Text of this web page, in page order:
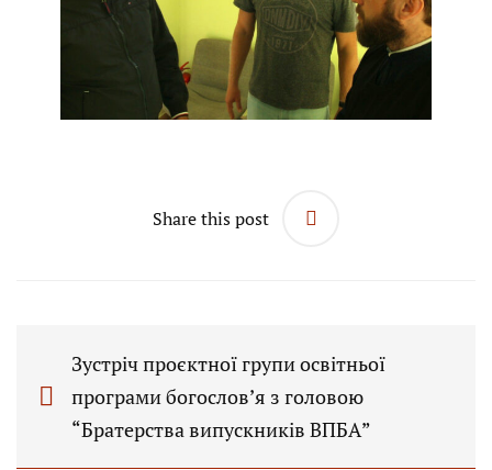
Share this post
Зустріч проєктної групи освітньої
програми богослов’я з головою
“Братерства випускників ВПБА”